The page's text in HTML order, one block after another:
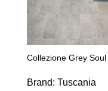
Collezione Grey Soul
Brand: Tuscania